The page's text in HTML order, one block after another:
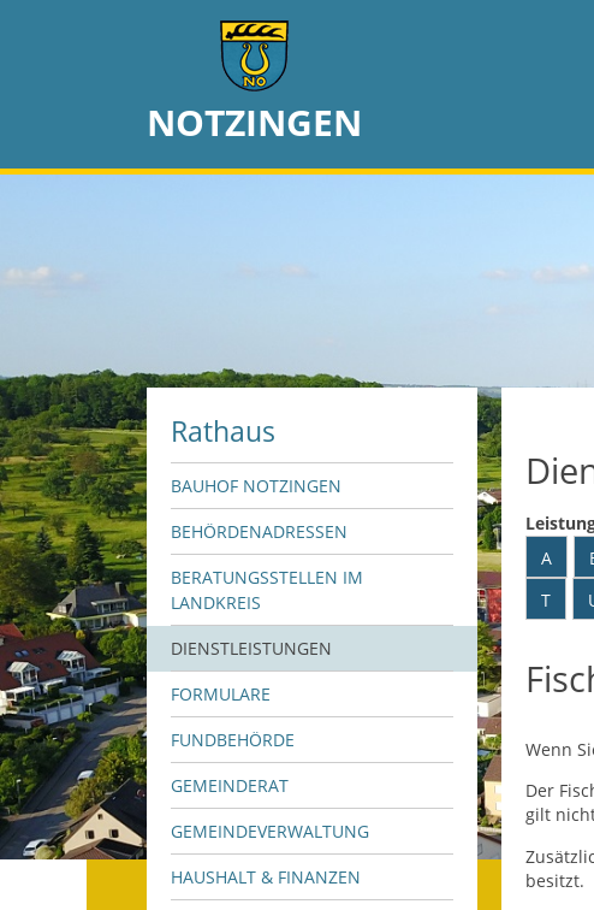
NOTZINGEN
Rathaus
BAUHOF NOTZINGEN
BEHÖRDENADRESSEN
BERATUNGSSTELLEN IM
LANDKREIS
DIENSTLEISTUNGEN
FORMULARE
FUNDBEHÖRDE
GEMEINDERAT
GEMEINDEVERWALTUNG
HAUSHALT & FINANZEN
A
T
Wenn
Der
gilt
besitzt.